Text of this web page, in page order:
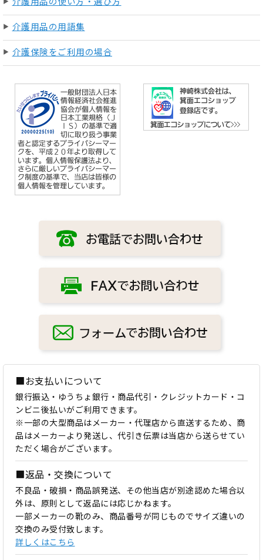
介護用品の用語集
介護保険をご利用の場合
■お支払いについて
銀行振込・ゆうちょ銀行・商品代引・クレジットカード・コ
ンビニ後払いがご利用できます。
※一部の大型商品はメーカー・代理店から直送するため、商
品はメーカーより発送し、代引き伝票は当店から送らせてい
ただく場合がございます。
■返品・交換について
不良品・破損・商品誤発送、その他当店が別途認めた場合以
外は、原則として返品には応じかねます。
一部メーカーの靴のみ、商品番号が同じものでサイズ違いの
交換のみ受付致します。
詳しくはこちら